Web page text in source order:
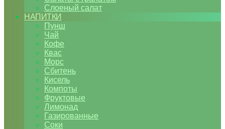
Слоеный салат
НАПИТКИ
Пунш
Чай
Кофе
Квас
Морс
Сбитень
Кисель
Компоты
Фруктовые
Лимонад
Газированные
Соки